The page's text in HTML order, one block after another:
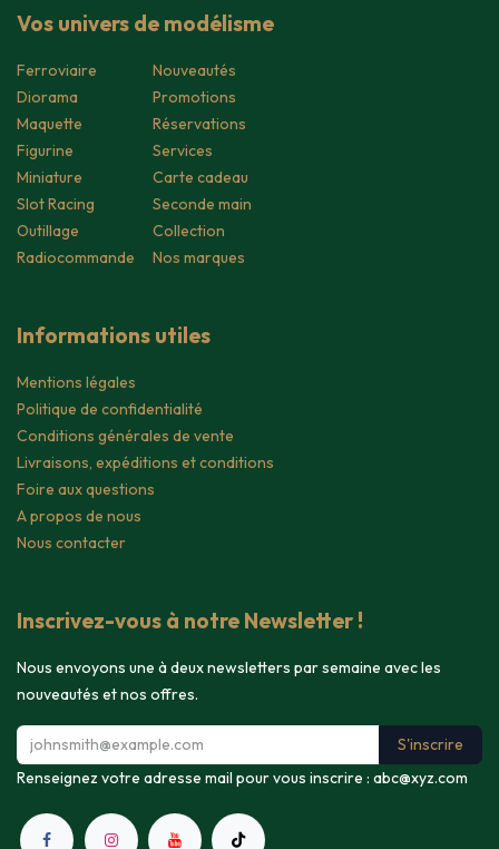
Vos univers de modélisme
Ferroviaire
Diorama
Maquette
Figurine
Miniature
Slot Racing
Outillage
Radiocommande
Nouveautés
Promotions
Réservations
Services
Carte cadeau
Seconde main
Collection
Nos marques
Informations utiles
Mentions légales
Politique de confidentialité
Conditions générales de vente
Livraisons, expéditions et conditions
Foire aux questions
A propos de nous
Nous contacter
Inscrivez-vous à notre Newsletter !
Nous envoyons une à deux newsletters par semaine avec les
nouveautés et nos offres.
S'inscrire
Renseignez votre adresse mail pour vous inscrire : abc@xyz.com